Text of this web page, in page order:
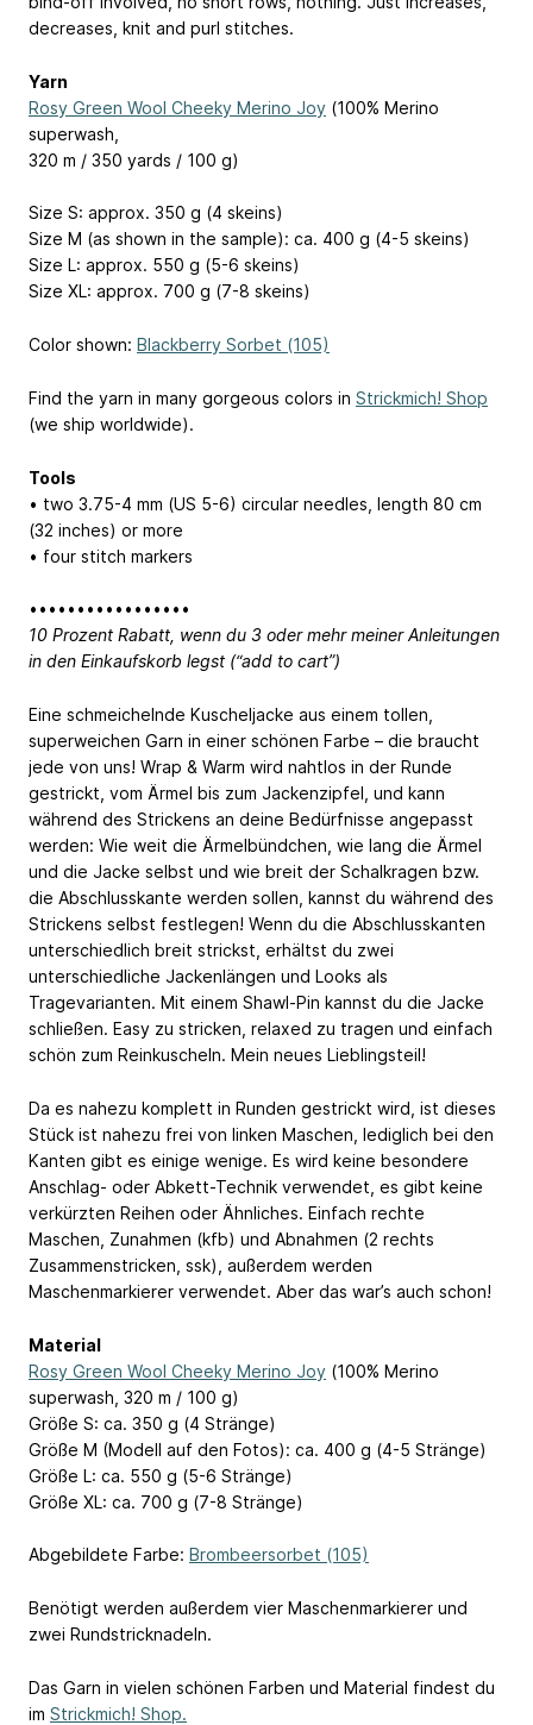
decreases, knit and purl stitches.
Yarn
Rosy Green Wool Cheeky Merino Joy (100% Merino
superwash,
320 m / 350 yards / 100 g)
Size S: approx. 350 g (4 skeins)
Size M (as shown in the sample): ca. 400 g (4-5 skeins)
Size L: approx. 550 g (5-6 skeins)
Size XL: approx. 700 g (7-8 skeins)
Color shown: Blackberry Sorbet (105)
Find the yarn in many gorgeous colors in Strickmich! Shop
(we ship worldwide).
Tools
• two 3.75-4 mm (US 5-6) circular needles, length 80 cm
(32 inches) or more
• four stitch markers
•••••••••••••••••
10 Prozent Rabatt, wenn du 3 oder mehr meiner Anleitungen
in den Einkaufskorb legst (“add to cart”)
Eine schmeichelnde Kuscheljacke aus einem tollen,
superweichen Garn in einer schönen Farbe – die braucht
jede von uns! Wrap & Warm wird nahtlos in der Runde
gestrickt, vom Ärmel bis zum Jackenzipfel, und kann
während des Strickens an deine Bedürfnisse angepasst
werden: Wie weit die Ärmelbündchen, wie lang die Ärmel
und die Jacke selbst und wie breit der Schalkragen bzw.
die Abschlusskante werden sollen, kannst du während des
Strickens selbst festlegen! Wenn du die Abschlusskanten
unterschiedlich breit strickst, erhältst du zwei
unterschiedliche Jackenlängen und Looks als
Tragevarianten. Mit einem Shawl-Pin kannst du die Jacke
schließen. Easy zu stricken, relaxed zu tragen und einfach
schön zum Reinkuscheln. Mein neues Lieblingsteil!
Da es nahezu komplett in Runden gestrickt wird, ist dieses
Stück ist nahezu frei von linken Maschen, lediglich bei den
Kanten gibt es einige wenige. Es wird keine besondere
Anschlag- oder Abkett-Technik verwendet, es gibt keine
verkürzten Reihen oder Ähnliches. Einfach rechte
Maschen, Zunahmen (kfb) und Abnahmen (2 rechts
Zusammenstricken, ssk), außerdem werden
Maschenmarkierer verwendet. Aber das war’s auch schon!
Material
Rosy Green Wool Cheeky Merino Joy (100% Merino
superwash, 320 m / 100 g)
Größe S: ca. 350 g (4 Stränge)
Größe M (Modell auf den Fotos): ca. 400 g (4-5 Stränge)
Größe L: ca. 550 g (5-6 Stränge)
Größe XL: ca. 700 g (7-8 Stränge)
Abgebildete Farbe: Brombeersorbet (105)
Benötigt werden außerdem vier Maschenmarkierer und
zwei Rundstricknadeln.
Das Garn in vielen schönen Farben und Material findest du
im Strickmich! Shop.